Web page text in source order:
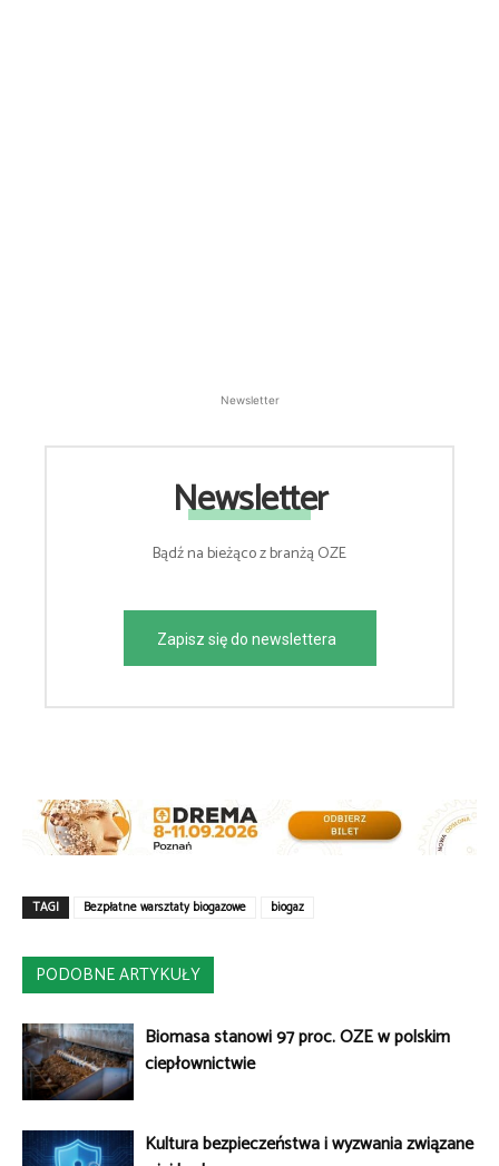
Newsletter
Newsletter
Bądź na bieżąco z branżą OZE
Zapisz się do newslettera
TAGI Bezpłatne warsztaty biogazowe biogaz
PODOBNE ARTYKUŁY
Biomasa stanowi 97 proc. OZE w polskim
ciepłownictwie
Kultura bezpieczeństwa i wyzwania związane